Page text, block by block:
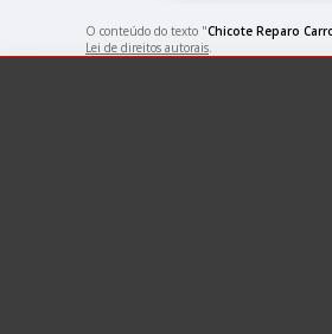
O conteúdo do texto "Chicote Reparo
Lei de direitos autorais.